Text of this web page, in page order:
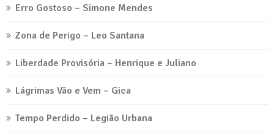
Erro Gostoso – Simone Mendes
Zona de Perigo – Leo Santana
Liberdade Provisória – Henrique e Juliano
Lágrimas Vão e Vem – Gica
Tempo Perdido – Legião Urbana